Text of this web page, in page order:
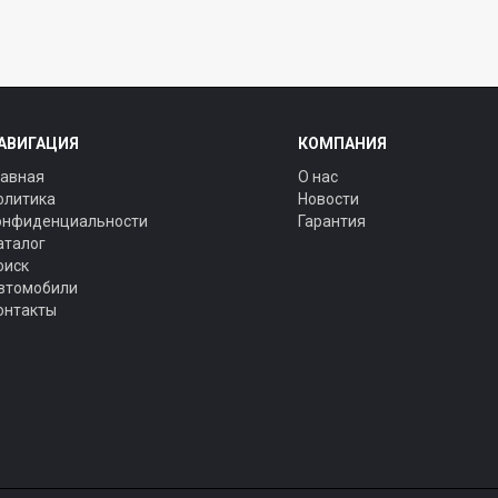
КОМПАНИЯ
О нас
Новости
Гарантия